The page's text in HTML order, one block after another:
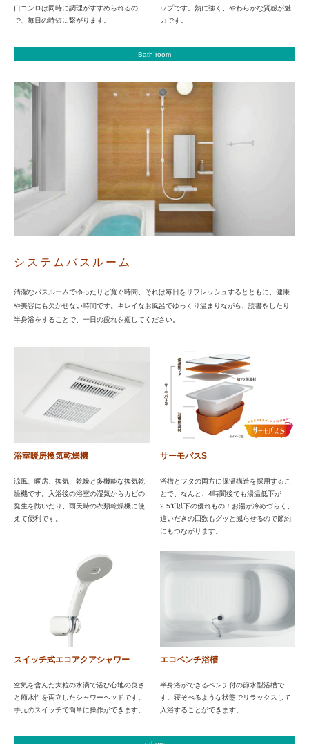
口コンロは同時に調理がすすめられるの
で、毎日の時短に繋がります。
ップです。熱に強く、やわらかな質感が魅
力です。
Bath room
システムバスルーム
清潔なバスルームでゆったりと寛ぐ時間、それは毎日をリフレッシュするとともに、健康
や美容にも欠かせない時間です。キレイなお風呂でゆっくり温まりながら、読書をしたり
半身浴をすることで、一日の疲れを癒してください。
浴室暖房換気乾燥機
涼風、暖房、換気、乾燥と多機能な換気乾
燥機です。入浴後の浴室の湿気からカビの
発生を防いだり、雨天時の衣類乾燥機に使
えて便利です。
サーモバスS
浴槽とフタの両方に保温構造を採用するこ
とで、なんと、4時間後でも湯温低下が
2.5℃以下の優れもの！お湯が冷めづらく、
追いだきの回数もグッと減らせるので節約
にもつながります。
スイッチ式エコアクアシャワー
空気を含んだ大粒の水滴で浴び心地の良さ
と節水性を両立したシャワーヘッドです。
手元のスイッチで簡単に操作ができます。
エコベンチ浴槽
半身浴ができるベンチ付の節水型浴槽で
す。寝そべるような状態でリラックスして
入浴することができます。